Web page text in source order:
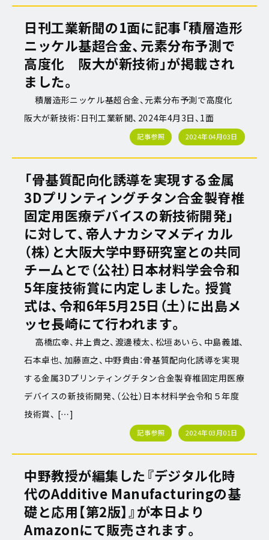
日刊工業新聞の1面に記事「積層造形
ニッケル基超合金、元素分布予測で
高度化 阪大が新技術」が掲載され
ました。
積層造形ニッケル基超合金、元素分布予測で高度化
阪大が新技術：日刊工業新聞、2024年4月3日、1面
記事参照 2024年04月03日
「骨基質配向化誘導を実現する金属
3Dプリンティングチタン合金製脊椎
固定用医療デバイスの新技術開発」
に対して、帝人ナカシマメディカル
（株）と大阪大学中野研究室との共同
チームとで（公社）日本材料学会令和
5年度技術賞に内定しました。授賞
式は、令和6年5月25日（土）に出島メ
ッセ長崎にて行われます。
高橋広幸、井上貴之、渡邊稜太、松垣あいら、中島義雄、
石本卓也、加藤直之、中野貴由：骨基質配向化誘導を実現
する金属3Dプリンティングチタン合金製脊椎固定用医療
デバイスの新技術開発、（公社）日本材料学会令和５年度
技術賞、 […]
記事参照 2024年03月01日
中野教授が編集した『デジタル化時
代のAdditive Manufacturingの基
礎と応用【第2版】』が本日より
Amazonにて販売されます。